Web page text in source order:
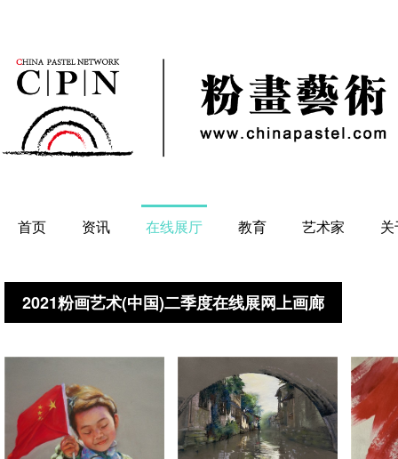
首页 资讯 在线展厅 教育 艺术家
2021粉画艺术(中国)二季度在线展网上画廊